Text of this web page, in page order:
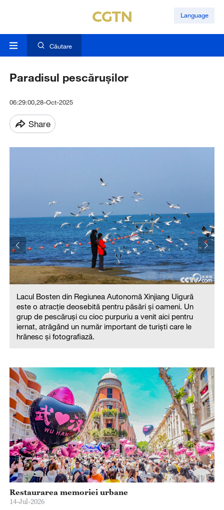
Language
Căutare
Paradisul pescărușilor
06:29:00,28-Oct-2025
Share
Lacul Bosten din Regiunea Autonomă Xinjiang Uigură
este o atracție deosebită pentru păsări și oameni. Un
grup de pescăruși cu cioc purpuriu a venit aici pentru
iernat, atrăgând un număr important de turiști care le
hrănesc și fotografiază.
Restaurarea memoriei urbane
14-Jul-2026